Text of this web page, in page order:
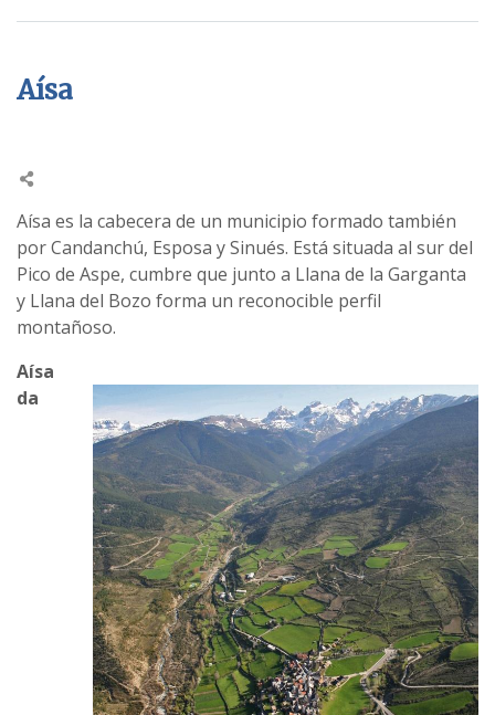
Aísa
Aísa es la cabecera de un municipio formado también
por Candanchú, Esposa y Sinués. Está situada al sur del
Pico de Aspe, cumbre que junto a Llana de la Garganta
y Llana del Bozo forma un reconocible perfil
montañoso.
Aísa
da